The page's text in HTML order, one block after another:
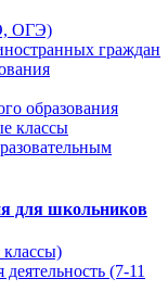
ОГЭ)
граждан
образования
классы
для школьников
(7-11